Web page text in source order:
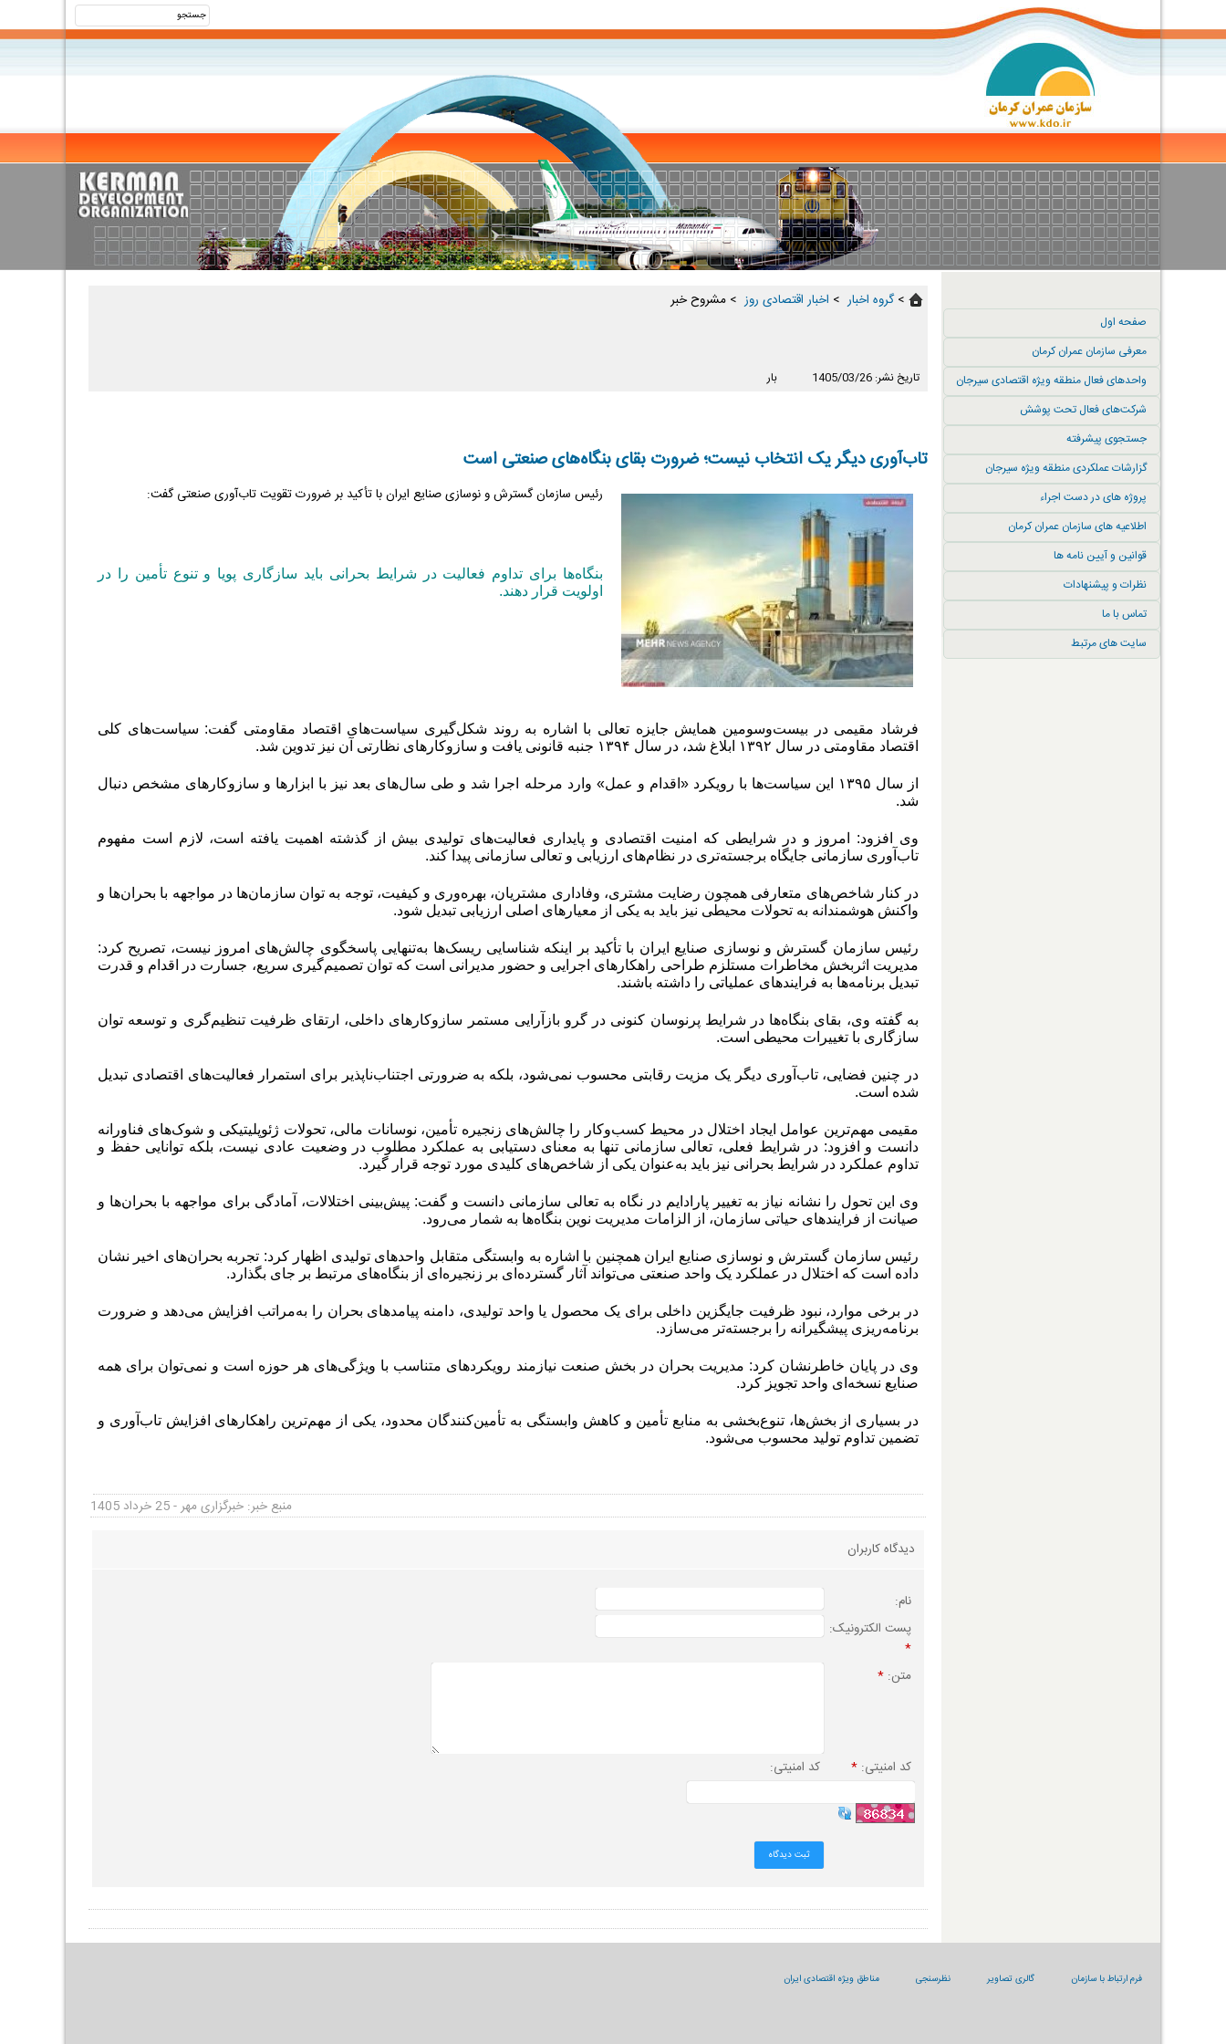
صفحه اول
معرفی سازمان عمران کرمان
واحدهای فعال منطقه ویژه اقتصادی سیرجان
شرکت‌های فعال تحت پوشش
جستجوی پیشرفته
گزارشات عملکردی منطقه ویژه سیرجان
پروژه های در دست اجراء
اطلاعیه های سازمان عمران کرمان
قوانین و آیین نامه ها
نظرات و پیشنهادات
تماس با ما
سایت های مرتبط
>گروه اخبار ‏ > اخبار اقتصادی روز ‏ > مشروح خبر
تاریخ نشر: 1405/03/26 بار
تاب‌آوری دیگر یک انتخاب نیست؛ ضرورت بقای بنگاه‌های صنعتی است
رئیس سازمان گسترش و نوسازی صنایع ایران با تأکید بر ضرورت تقویت تاب‌آوری صنعتی گفت:
بنگاه‌ها برای تداوم فعالیت در شرایط بحرانی باید سازگاری پویا و تنوع تأمین را در
اولویت قرار دهند.
فرشاد مقیمی در بیست‌وسومین همایش جایزه تعالی با اشاره به روند شکل‌گیری سیاست‌های اقتصاد مقاومتی گفت: سیاست‌های کلی
اقتصاد مقاومتی در سال ۱۳۹۲ ابلاغ شد، در سال ۱۳۹۴ جنبه قانونی یافت و سازوکارهای نظارتی آن نیز تدوین شد.
از سال ۱۳۹۵ این سیاست‌ها با رویکرد «اقدام و عمل» وارد مرحله اجرا شد و طی سال‌های بعد نیز با ابزارها و سازوکارهای مشخص دنبال
شد.
وی افزود: امروز و در شرایطی که امنیت اقتصادی و پایداری فعالیت‌های تولیدی بیش از گذشته اهمیت یافته است، لازم است مفهوم
تاب‌آوری سازمانی جایگاه برجسته‌تری در نظام‌های ارزیابی و تعالی سازمانی پیدا کند.
در کنار شاخص‌های متعارفی همچون رضایت مشتری، وفاداری مشتریان، بهره‌وری و کیفیت، توجه به توان سازمان‌ها در مواجهه با بحران‌ها و
واکنش هوشمندانه به تحولات محیطی نیز باید به یکی از معیارهای اصلی ارزیابی تبدیل شود.
رئیس سازمان گسترش و نوسازی صنایع ایران با تأکید بر اینکه شناسایی ریسک‌ها به‌تنهایی پاسخگوی چالش‌های امروز نیست، تصریح کرد:
مدیریت اثربخش مخاطرات مستلزم طراحی راهکارهای اجرایی و حضور مدیرانی است که توان تصمیم‌گیری سریع، جسارت در اقدام و قدرت
تبدیل برنامه‌ها به فرایندهای عملیاتی را داشته باشند.
به گفته وی، بقای بنگاه‌ها در شرایط پرنوسان کنونی در گرو بازآرایی مستمر سازوکارهای داخلی، ارتقای ظرفیت تنظیم‌گری و توسعه توان
سازگاری با تغییرات محیطی است.
در چنین فضایی، تاب‌آوری دیگر یک مزیت رقابتی محسوب نمی‌شود، بلکه به ضرورتی اجتناب‌ناپذیر برای استمرار فعالیت‌های اقتصادی تبدیل
شده است.
مقیمی مهم‌ترین عوامل ایجاد اختلال در محیط کسب‌وکار را چالش‌های زنجیره تأمین، نوسانات مالی، تحولات ژئوپلیتیکی و شوک‌های فناورانه
دانست و افزود: در شرایط فعلی، تعالی سازمانی تنها به معنای دستیابی به عملکرد مطلوب در وضعیت عادی نیست، بلکه توانایی حفظ و
تداوم عملکرد در شرایط بحرانی نیز باید به‌عنوان یکی از شاخص‌های کلیدی مورد توجه قرار گیرد.
وی این تحول را نشانه نیاز به تغییر پارادایم در نگاه به تعالی سازمانی دانست و گفت: پیش‌بینی اختلالات، آمادگی برای مواجهه با بحران‌ها و
صیانت از فرایندهای حیاتی سازمان، از الزامات مدیریت نوین بنگاه‌ها به شمار می‌رود.
رئیس سازمان گسترش و نوسازی صنایع ایران همچنین با اشاره به وابستگی متقابل واحدهای تولیدی اظهار کرد: تجربه بحران‌های اخیر نشان
داده است که اختلال در عملکرد یک واحد صنعتی می‌تواند آثار گسترده‌ای بر زنجیره‌ای از بنگاه‌های مرتبط بر جای بگذارد.
در برخی موارد، نبود ظرفیت جایگزین داخلی برای یک محصول یا واحد تولیدی، دامنه پیامدهای بحران را به‌مراتب افزایش می‌دهد و ضرورت
برنامه‌ریزی پیشگیرانه را برجسته‌تر می‌سازد.
وی در پایان خاطرنشان کرد: مدیریت بحران در بخش صنعت نیازمند رویکردهای متناسب با ویژگی‌های هر حوزه است و نمی‌توان برای همه
صنایع نسخه‌ای واحد تجویز کرد.
در بسیاری از بخش‌ها، تنوع‌بخشی به منابع تأمین و کاهش وابستگی به تأمین‌کنندگان محدود، یکی از مهم‌ترین راهکارهای افزایش تاب‌آوری و
تضمین تداوم تولید محسوب می‌شود.
منبع خبر: خبرگزاری مهر - 25 خرداد 1405
دیدگاه کاربران
نام:
پست الکترونیک:
*
متن: *
کد امنیتی: * کد امنیتی:
فرم ارتباط با سازمان گالری تصاویر نظرسنجی مناطق ویژه اقتصادی ایران